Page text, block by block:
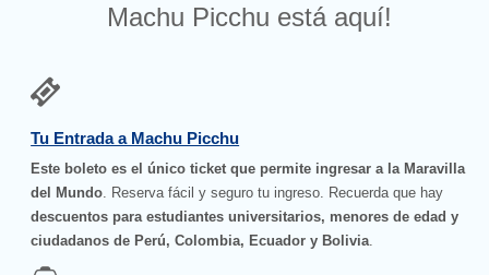
Machu Picchu está aquí!
Tu Entrada a Machu Picchu
Este boleto es el único ticket que permite ingresar a la Maravilla
del Mundo. Reserva fácil y seguro tu ingreso. Recuerda que hay
descuentos para estudiantes universitarios, menores de edad y
ciudadanos de Perú, Colombia, Ecuador y Bolivia.